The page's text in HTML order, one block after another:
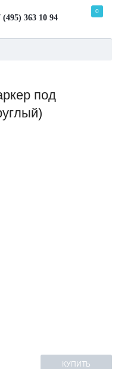
(495) 363 10 94
0
под
КУПИТЬ